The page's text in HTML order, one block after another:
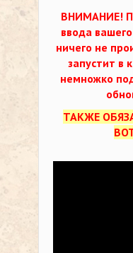
ВНИМАНИЕ!
ввода
ничего не
запустит в
немножко
ТАКЖЕ